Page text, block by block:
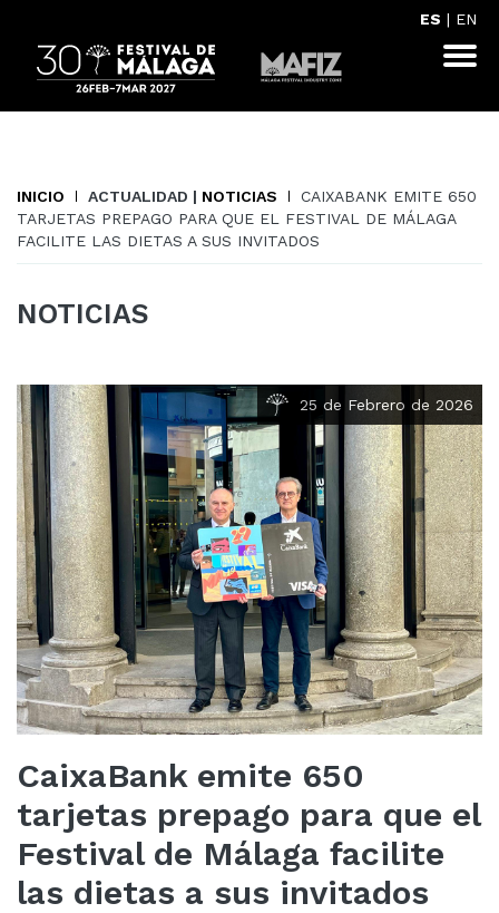
ES | EN
INICIO ACTUALIDAD | NOTICIAS
CAIXABANK EMITE 650
TARJETAS PREPAGO PARA QUE EL FESTIVAL DE MÁLAGA
FACILITE LAS DIETAS A SUS INVITADOS
NOTICIAS
25 de Febrero de 2026
CaixaBank emite 650
tarjetas prepago para que el
Festival de Málaga facilite
las dietas a sus invitados